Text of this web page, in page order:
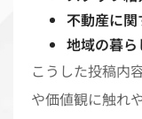
不動産に
地域の暮ら
こうした投稿内
や価値観に触れ